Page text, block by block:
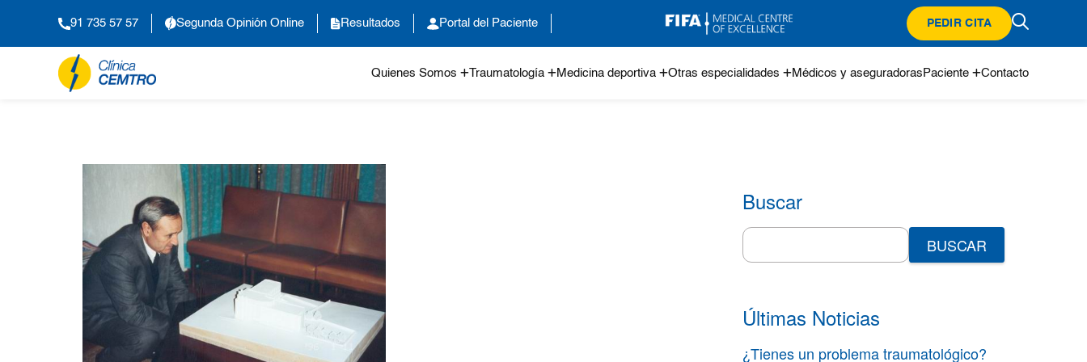
91 735 57 57 Segunda Opinión Online Resultados Portal del Paciente PEDIR CITA
Quienes Somos Traumatología Medicina deportiva Otras especialidades Médicos y aseguradoras Paciente Contacto
Buscar
Search
for:
Últimas Noticias
¿Tienes un problema traumatológico?